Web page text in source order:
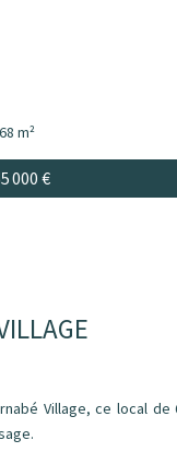
68 m²
000 €
Village, ce local de